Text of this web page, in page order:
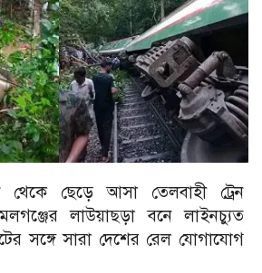
থেকে ছেড়ে আসা তেলবাহী ট্রেন
লাউয়াছড়া বনে লাইনচ্যুত
সঙ্গে সারা দেশের রেল যোগাযোগ